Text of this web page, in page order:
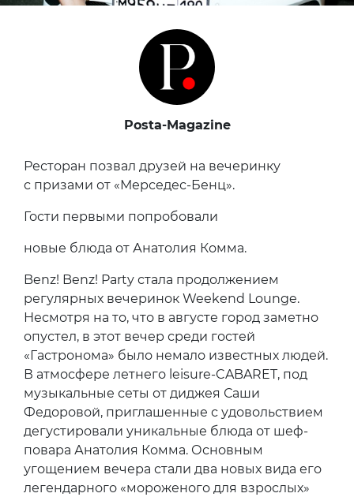
Posta-Magazine
Ресторан позвал друзей на вечеринку
с призами от «Мерседес-Бенц».
Гости первыми попробовали
новые блюда от Анатолия Комма.
Benz! Benz! Party стала продолжением
регулярных вечеринок Weekend Lounge.
Несмотря на то, что в августе город заметно
опустел, в этот вечер среди гостей
«Гастронома» было немало известных людей.
В атмосфере летнего leisure-CABARET, под
музыкальные сеты от диджея Саши
Федоровой, приглашенные с удовольствием
дегустировали уникальные блюда от шеф-
повара Анатолия Комма. Основным
угощением вечера стали два новых вида его
легендарного «мороженого для взрослых»